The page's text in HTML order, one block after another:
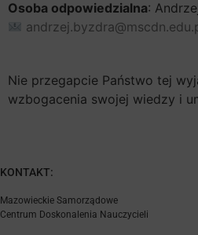
Osoba odpowiedzialna:
Nie przegapcie Państwo tej
wzbogacenia swojej wiedzy i
KONTAKT:
Mazowieckie Samorządowe
Centrum Doskonalenia Nauczycieli